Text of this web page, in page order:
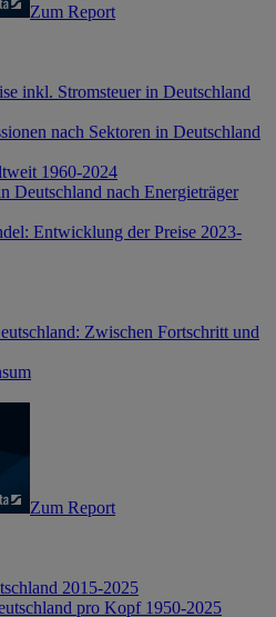
Zum Report
inkl. Stromsteuer in Deutschland
nach Sektoren in Deutschland
1960-2024
Deutschland nach Energieträger
Entwicklung der Preise 2023-
Zwischen Fortschritt und
Zum Report
2015-2025
pro Kopf 1950-2025